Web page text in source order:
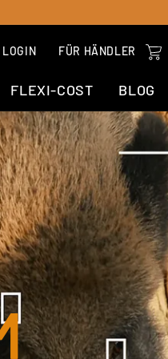
LOGIN FÜR HÄNDLERWagen
FLEXI-COST BLOG